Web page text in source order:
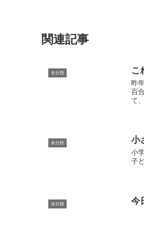
関連記事
未分類 こ
昨
百
て
未分類 小
小
子
未分類 今